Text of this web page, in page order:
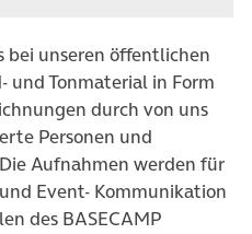
bei unseren öffentlichen
und Tonmaterial in Form
durch von uns
Personen und
Aufnahmen werden für
Event- Kommunikation
des BASECAMP